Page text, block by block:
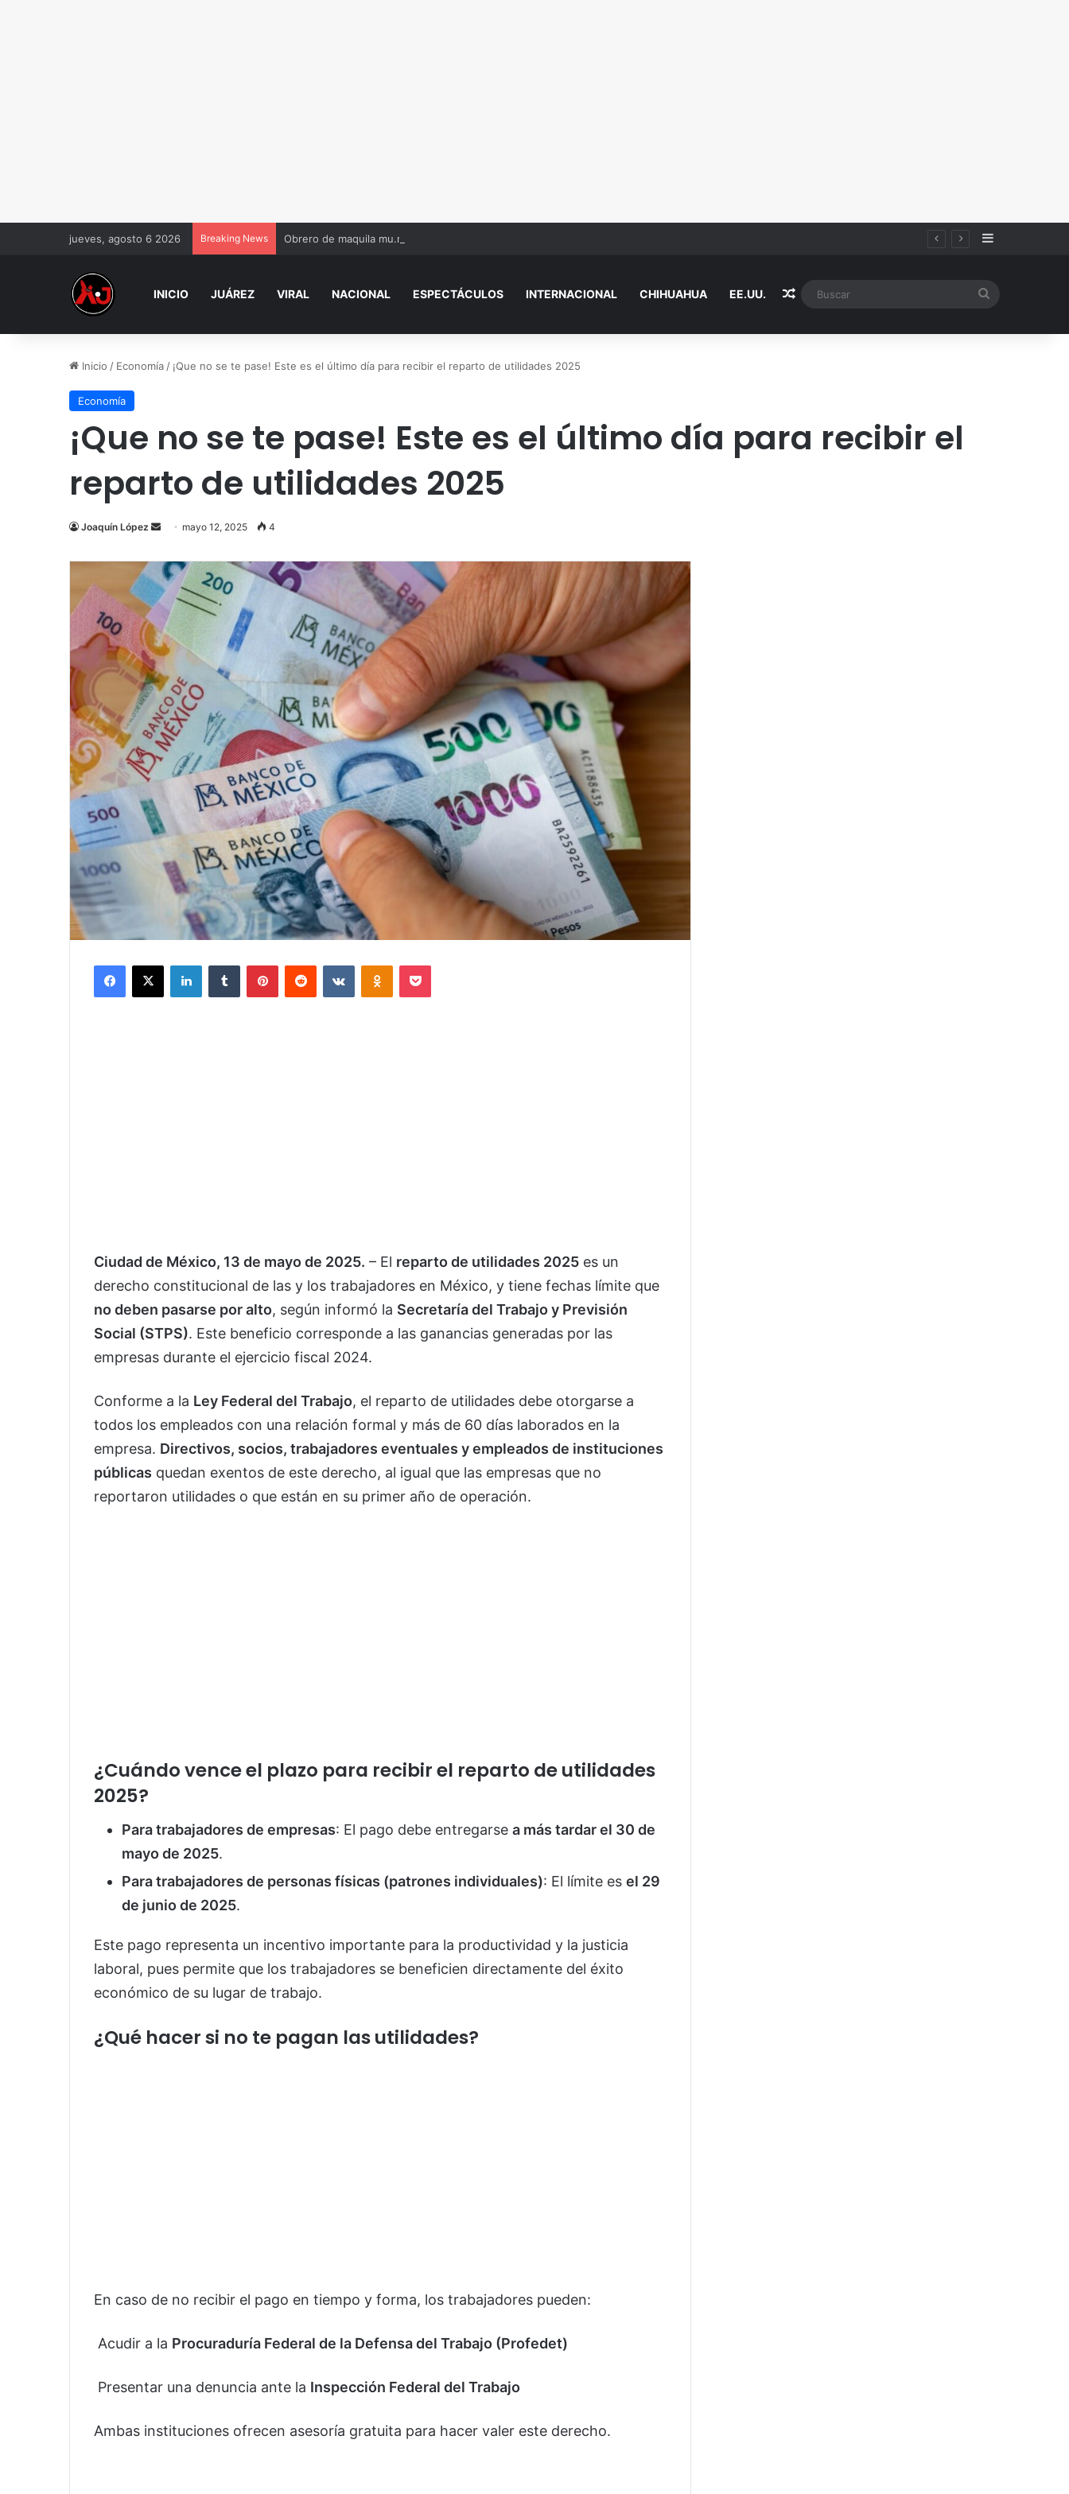
jueves, agosto 6 2026 Breaking News Obrero de maquila mu.rió aplastado por máquinas Sidebar
INICIO JUÁREZ VIRAL NACIONAL ESPECTÁCULOS INTERNACIONAL CHIHUAHUA EE.UU. Random Article
Inicio / Economía / ¡Que no se te pase! Este es el último día para recibir el reparto de utilidades 2025
Economía
¡Que no se te pase! Este es el último día para recibir el
reparto de utilidades 2025
Joaquín López
Send
email
mayo 12, 2025 4
Facebook
X LinkedInTumblr PinterestReddit VKontakteOdnoklassniki
Pocket
Ciudad de México, 13 de mayo de 2025. – El reparto de utilidades 2025 es un
derecho constitucional de las y los trabajadores en México, y tiene fechas límite que
no deben pasarse por alto, según informó la Secretaría del Trabajo y Previsión
Social (STPS). Este beneficio corresponde a las ganancias generadas por las
empresas durante el ejercicio fiscal 2024.
Conforme a la Ley Federal del Trabajo, el reparto de utilidades debe otorgarse a
todos los empleados con una relación formal y más de 60 días laborados en la
empresa. Directivos, socios, trabajadores eventuales y empleados de instituciones
públicas quedan exentos de este derecho, al igual que las empresas que no
reportaron utilidades o que están en su primer año de operación.
¿Cuándo vence el plazo para recibir el reparto de utilidades
2025?
Para trabajadores de empresas: El pago debe entregarse a más tardar el 30 de
mayo de 2025.
Para trabajadores de personas físicas (patrones individuales): El límite es el 29
de junio de 2025.
Este pago representa un incentivo importante para la productividad y la justicia
laboral, pues permite que los trabajadores se beneficien directamente del éxito
económico de su lugar de trabajo.
¿Qué hacer si no te pagan las utilidades?
En caso de no recibir el pago en tiempo y forma, los trabajadores pueden:
Acudir a la Procuraduría Federal de la Defensa del Trabajo (Profedet)
Presentar una denuncia ante la Inspección Federal del Trabajo
Ambas instituciones ofrecen asesoría gratuita para hacer valer este derecho.